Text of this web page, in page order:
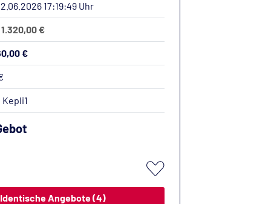
17:19:49 Uhr
€
€
Kepli1
Identische Angebote (4)